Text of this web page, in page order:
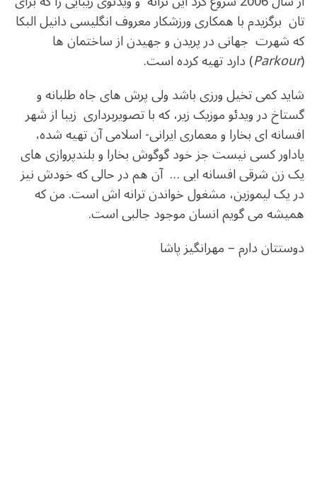
تان برگزیدم با همکاری ورزشکار معروف انگلیسی دانیل البکا
که شهرت جهانی در پریدن و جهیدن از ساختمان ها
(
Parkour) دارد تهیه کرده است.
شاید کمی تخیل ورزی باشد ولی پرش های جاه طلبانه و
گستاخ در ویدئو موزیک زیر، که با تصویربرداری زیبا از شهر
افسانه ای بخارا و معماری ایرانی- اسلامی آن تهیه شده،
یاداور کسی نیست جز خود گوگوش بخارا و بلندپروازی های
یک زن شرقی افسانه ایی … آن هم در حالی که خودش نیز
در یک لیموزین، مشغول خواندن ترانه اش است. من که
همیشه می گویم انسان موجود جالبی است.
دوستتان دارم – مهرانگیز پاشا